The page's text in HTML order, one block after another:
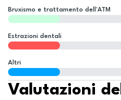
Bruxismo e trattamento dell'ATM
Estrazioni dentali
Altri
Valutazioni